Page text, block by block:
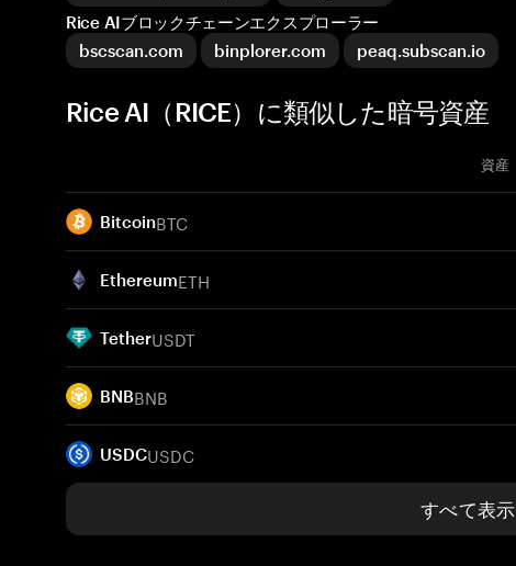
Rice AIブロックチェーンエクスプローラー
bscscan.com
binplorer.com peaq.subscan.io
Rice AI（RICE）に類似した暗号資産
資産
BitcoinBTC
EthereumETH
TetherUSDT
BNBBNB
USDCUSDC
すべて表示